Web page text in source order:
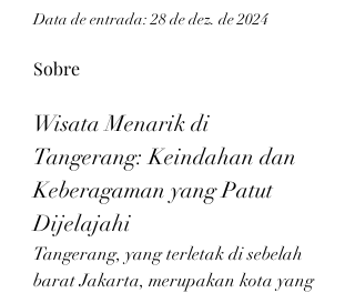
Data de entrada: 28 de dez. de 2024
Sobre
Wisata Menarik di
Tangerang: Keindahan dan
Keberagaman yang Patut
Dijelajahi
Tangerang, yang terletak di sebelah
barat Jakarta, merupakan kota yang